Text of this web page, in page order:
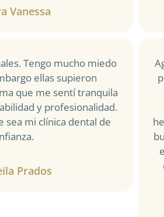
Vanessa
Tengo mucho miedo
ellas supieron
que me sentí tranquila
y profesionalidad.
sea mi clínica dental de
Prados